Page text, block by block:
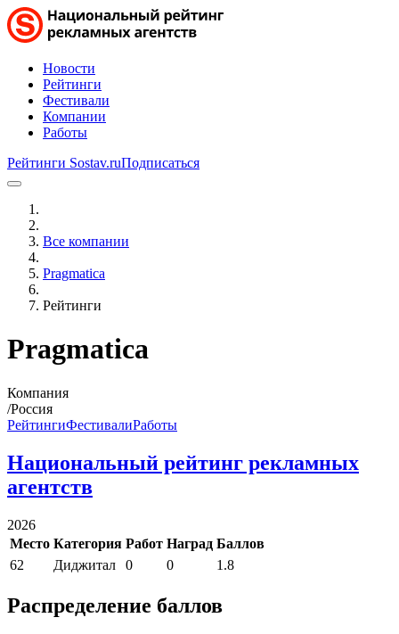
Новости
Рейтинги
Фестивали
Компании
Работы
Рейтинги Sostav.ruПодписаться
Все компании
Pragmatica
Рейтинги
Pragmatica
Компания
/Россия
РейтингиФестивалиРаботы
Национальный рейтинг рекламных
агентств
2026
Место Категория Работ Наград Баллов
62
Диджитал 0 0 1.8
Распределение баллов